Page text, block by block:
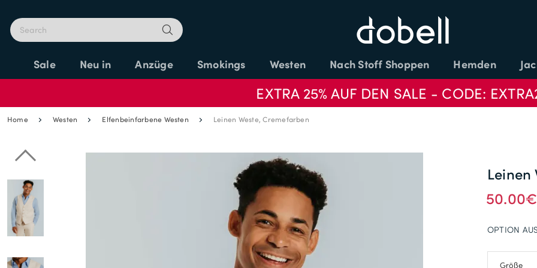
Sale Neu in Anzüge Smokings Westen Nach Stoff Shoppen Hemden
EXTRA 25% AUF DEN SALE - CODE:
Home Westen Elfenbeinfarbene Westen Leinen Weste, Cremefarben
50.00€
Leinen
OPTION